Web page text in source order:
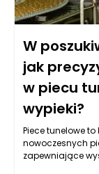
W
jak
w piecu
wypieki?
Piece tunelowe
nowoczesnych
zapewniające